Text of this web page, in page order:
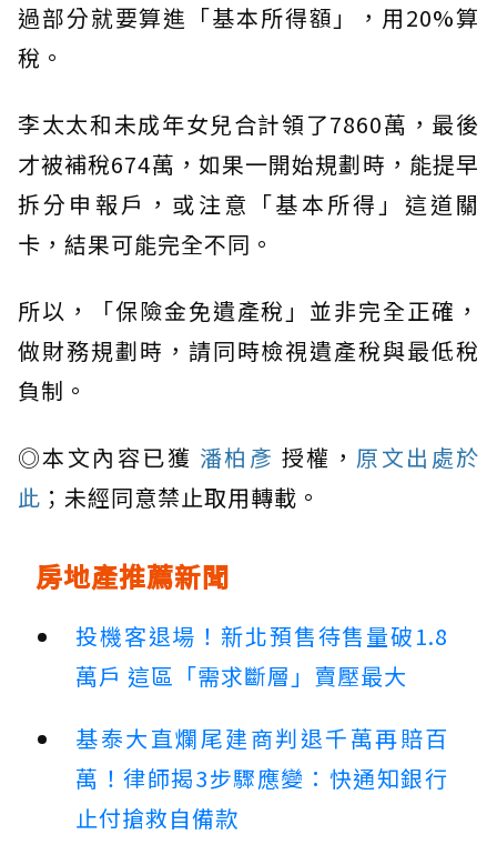
過部分就要算進「基本所得額」，用20%算
稅。
李太太和未成年女兒合計領了7860萬，最後
才被補稅674萬，如果一開始規劃時，能提早
拆分申報戶，或注意「基本所得」這道關
卡，結果可能完全不同。
所以，「保險金免遺產稅」並非完全正確，
做財務規劃時，請同時檢視遺產稅與最低稅
負制。
◎本文內容已獲 潘柏彥 授權， 原文出處於
此 ；未經同意禁止取用轉載。
房地產推薦新聞
投機客退場！新北預售待售量破1.8
萬戶 這區「需求斷層」賣壓最大
基泰大直爛尾建商判退千萬再賠百
萬！律師揭3步驟應變：快通知銀行
止付搶救自備款